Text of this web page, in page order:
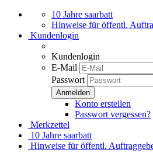
10 Jahre saarbatt
Hinweise für öffentl.
Kundenlogin
Kundenlogin
E-Mail
Passwort
Konto erstellen
Passwort vergessen?
Merkzettel
10 Jahre saarbatt
Hinweise für öffentl.